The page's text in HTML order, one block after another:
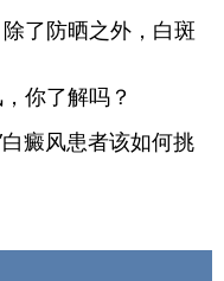
了防晒之外，白斑
你了解吗？
癜风患者该如何挑